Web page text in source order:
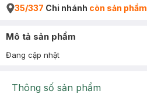
35/337 Chi nhánh còn sản phẩm
Mô tả sản phẩm
Đang cập nhật
Thông số sản phẩm